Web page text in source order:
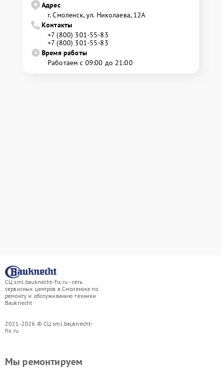
Адрес
г. Смоленск, ул. Николаева, 12А
Контакты
+7 (800) 301-55-83
+7 (800) 301-55-83
Время работы
Работаем с 09:00 до 21:00
СЦ sml.bauknecht-fix.ru - сеть
сервисных центров в Смоленске по
ремонту и обслуживанию техники
Bauknecht
2021-2026 © СЦ sml.bauknecht-
fix.ru
Мы ремонтируем